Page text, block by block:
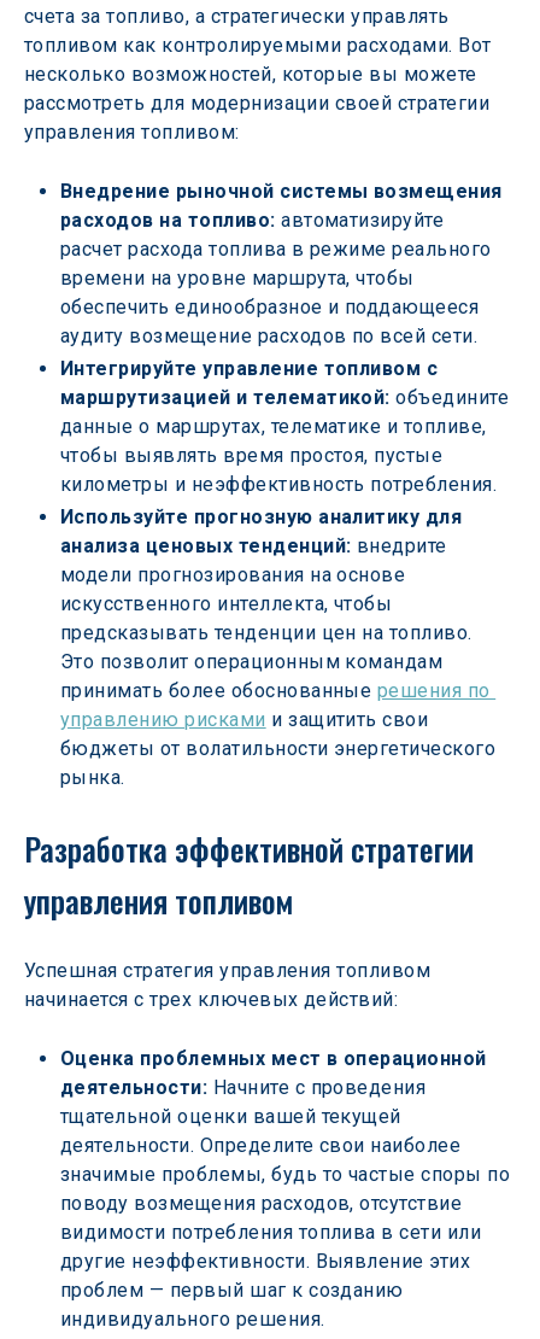
счета за топливо, а стратегически управлять
топливом как контролируемыми расходами. Вот
несколько возможностей, которые вы можете
рассмотреть для модернизации своей стратегии
управления топливом:
Внедрение рыночной системы возмещения
расходов на топливо: автоматизируйте
расчет расхода топлива в режиме реального
времени на уровне маршрута, чтобы
обеспечить единообразное и поддающееся
аудиту возмещение расходов по всей сети.
Интегрируйте управление топливом с
маршрутизацией и телематикой: объедините
данные о маршрутах, телематике и топливе,
чтобы выявлять время простоя, пустые
километры и неэффективность потребления.
Используйте прогнозную аналитику для
анализа ценовых тенденций: внедрите
модели прогнозирования на основе
искусственного интеллекта, чтобы
предсказывать тенденции цен на топливо.
Это позволит операционным командам
принимать более обоснованные решения по
управлению рисками и защитить свои
бюджеты от волатильности энергетического
рынка.
Разработка эффективной стратегии
управления топливом
Успешная стратегия управления топливом
начинается с трех ключевых действий:
Оценка проблемных мест в операционной
деятельности: Начните с проведения
тщательной оценки вашей текущей
деятельности. Определите свои наиболее
значимые проблемы, будь то частые споры по
поводу возмещения расходов, отсутствие
видимости потребления топлива в сети или
другие неэффективности. Выявление этих
проблем — первый шаг к созданию
индивидуального решения.